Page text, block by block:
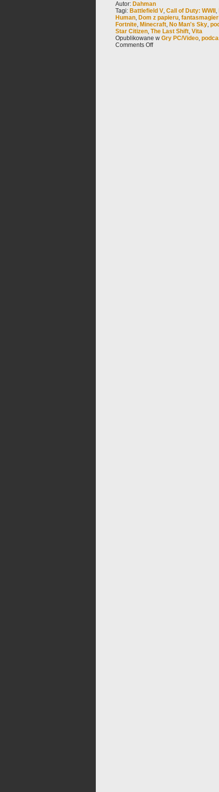
Autor: Dahman
Tagi: Battlefield V, Call of Duty: WWII ,
Human, Dom z papieru,
Fortnite, Minecraft, No Man's Sky,
Star Citizen, The Last Shift, Vita
Opublikowane w Gry PC/Video,
Comments Off